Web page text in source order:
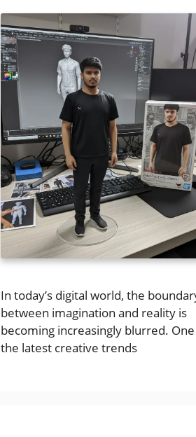
In today’s digital world, the
between imagination and reality is
becoming increasingly blurred.
the latest creative trends